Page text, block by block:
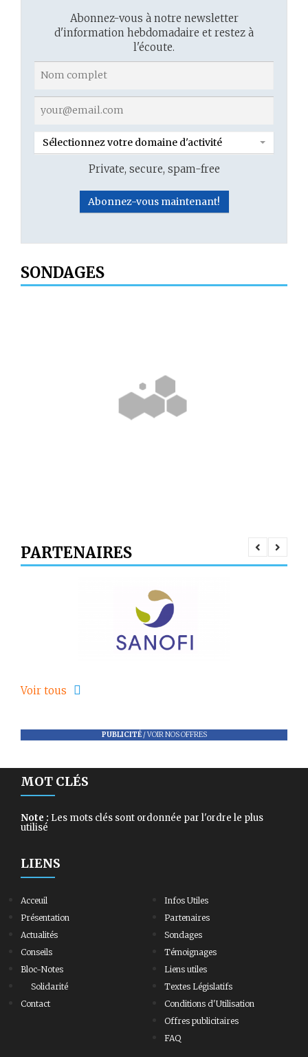
Abonnez-vous à notre newsletter
d'information hebdomadaire et restez à
l'écoute.
Sélectionnez votre domaine d'activité
Private, secure, spam-free
SONDAGES
PARTENAIRES
Voir tous
PUBLICITÉ/VOIR NOS OFFRES
MOT CLÉS
Note : Les mots clés sont ordonnée par l'ordre le plus
utilisé
LIENS
Acceuil
Présentation
Actualités
Conseils
Bloc-Notes
Solidarité
Contact
Infos Utiles
Partenaires
Sondages
Témoignages
Liens utiles
Textes Législatifs
Conditions d'Utilisation
Offres publicitaires
FAQ